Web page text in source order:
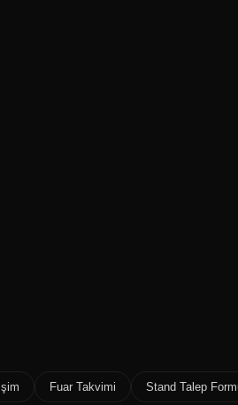
Fuar Takvimi Stand Talep